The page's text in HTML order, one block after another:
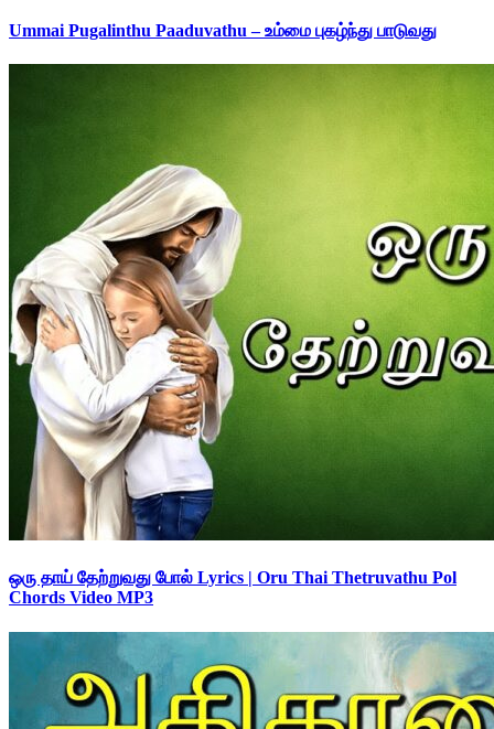
Ummai Pugalinthu Paaduvathu – உம்மை புகழ்ந்து பாடுவது
ஒரு தாய் தேற்றுவது போல் Lyrics | Oru Thai Thetruvathu Pol
Chords Video MP3